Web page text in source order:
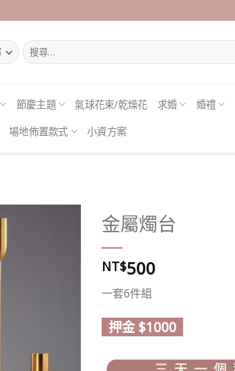
搜
尋
字:
節慶主題 氣球花束/乾燥花 求婚 婚禮
場地佈置款式 小資方案
金屬燭台
NT$500
一套6件組
押金 $1000